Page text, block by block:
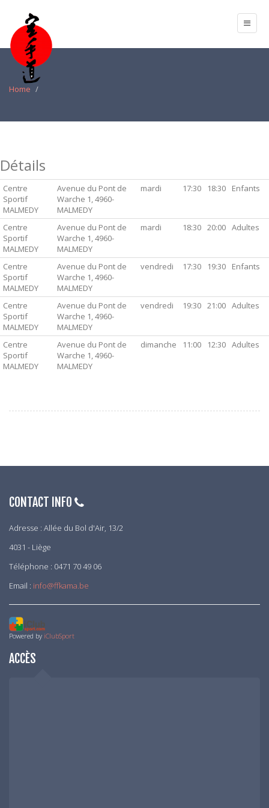
Home
Détails
Centre
Sportif
MALMEDY
Avenue du Pont de
Warche 1, 4960-
MALMEDY
mardi 17:30 18:30 Enfants
Centre
Sportif
MALMEDY
Avenue du Pont de
Warche 1, 4960-
MALMEDY
mardi 18:30 20:00 Adultes
Centre
Sportif
MALMEDY
Avenue du Pont de
Warche 1, 4960-
MALMEDY
vendredi 17:30 19:30 Enfants
Centre
Sportif
MALMEDY
Avenue du Pont de
Warche 1, 4960-
MALMEDY
vendredi 19:30 21:00 Adultes
Centre
Sportif
MALMEDY
Avenue du Pont de
Warche 1, 4960-
MALMEDY
dimanche 11:00 12:30 Adultes
CONTACT INFO
Adresse : Allée du Bol d'Air, 13/2
4031 - Liège
Téléphone : 0471 70 49 06
Email : info@ffkama.be
Powered by iClubSport
ACCÈS